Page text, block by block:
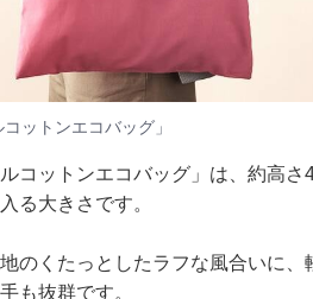
コットンエコバッグ」
ルコットンエコバッグ」は、約高
る大きさです。
のくたっとしたラフな風合いに
も抜群です。